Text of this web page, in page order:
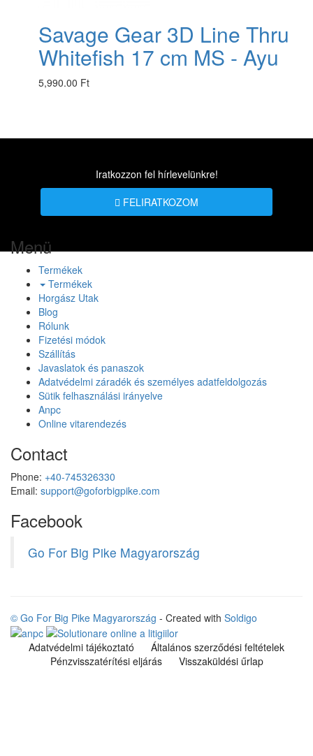
Savage Gear 3D Line Thru
Whitefish 17 cm MS - Ayu
5,990.00 Ft
Iratkozzon fel hírlevelünkre!
FELIRATKOZOM
Menü
Termékek
Termékek
Horgász Utak
Blog
Rólunk
Fizetési módok
Szállítás
Javaslatok és panaszok
Adatvédelmi záradék és személyes adatfeldolgozás
Sütik felhasználási irányelve
Anpc
Online vitarendezés
Contact
Phone: +40-745326330
Email: support@goforbigpike.com
Facebook
Go For Big Pike Magyarország
© Go For Big Pike Magyarország - Created with Soldigo
Adatvédelmi tájékoztató
Általános szerződési feltételek
Pénzvisszatérítési eljárás
Visszaküldési űrlap